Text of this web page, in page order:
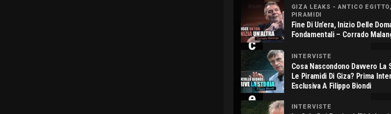
I
C
L
E
GIZA LEAKS - ANTICO
PIRAMIDI
Fine Di Un’era, Inizio Delle
Fondamentali – Corrado
INTERVISTE
Cosa Nascondono Davvero La
Le Piramidi Di Giza? Prima
Esclusiva A Filippo Biondi
INTERVISTE